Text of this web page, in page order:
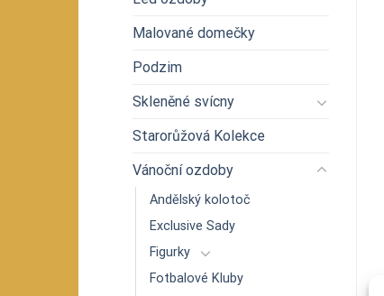
Malované domečky
Podzim
Skleněné svícny
Starorůžová Kolekce
Vánoční ozdoby
Andělský kolotoč
Exclusive Sady
Figurky
Fotbalové Kluby